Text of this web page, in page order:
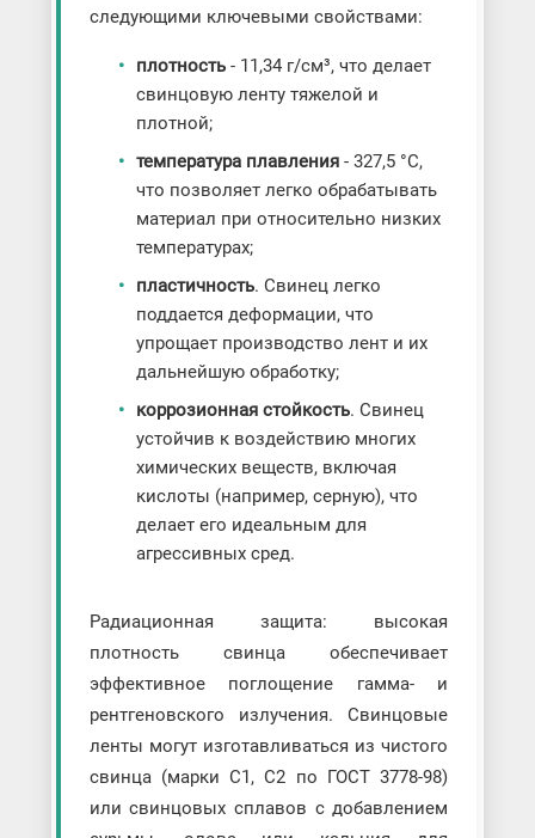
следующими ключевыми свойствами:
плотность - 11,34 г/см³, что делает
свинцовую ленту тяжелой и
плотной;
температура плавления- 327,5 °C,
что позволяет легко обрабатывать
материал при относительно низких
температурах;
пластичность. Свинец легко
поддается деформации, что
упрощает производство лент и их
дальнейшую обработку;
коррозионная стойкость. Свинец
устойчив к воздействию многих
химических веществ, включая
кислоты (например, серную), что
делает его идеальным для
агрессивных сред.
Радиационная защита: высокая
плотность свинца обеспечивает
эффективное поглощение гамма- и
рентгеновского излучения. Свинцовые
ленты могут изготавливаться из чистого
свинца (марки С1, С2 по ГОСТ 3778-98)
или свинцовых сплавов с добавлением